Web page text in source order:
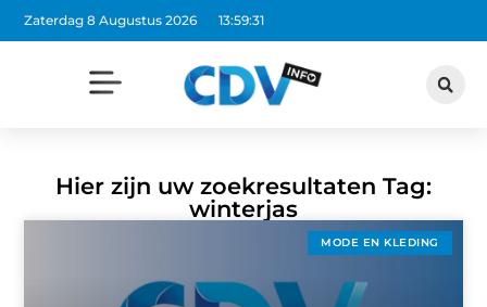
Zaterdag 8 Augustus 2026 13:59:31
Hier zijn uw zoekresultaten Tag:
winterjas
MODE EN KLEDING